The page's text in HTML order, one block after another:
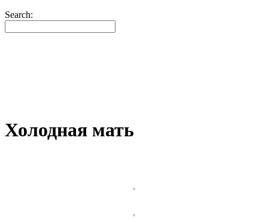
Search:
Холодная мать